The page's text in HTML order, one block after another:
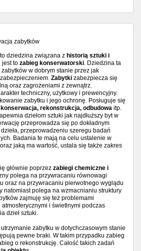
zabytków
dziedzina związana z historią sztuki i
jest to zabieg konserwatorski. Dziedzina ta
w dobrym stanie przez jak
Zabytki zabezpiecza się
oraz zagrożeniami z zewnątrz.
techniczny, użytkowy i prewencyjny.
zabytku i jego ochronę. Posługuje się
konserwacja, rekonstrukcja, odbudowa itp.
dziełom sztuki jak najdłuższy byt w
przeprowadza się po dokładnym
przeprowadzeniu szeregu badań
Badania te mają na celu ustalenie w
jaką ma wartość, ustala się także zakres
głównie poprzez zabiegi chemiczne i
polega na przywracaniu równowagi
oraz na przywracaniu pierwotnego wyglądu
natomiast polega na wzmacnianiu struktury
zajmuję się też problemami
i świetlnymi podczas
dzieł sztuki.
zabytku w dotychczasowym stanie
pewne braki. W takim przypadku zabieg
o rekonstrukcję. Całość takich zadań